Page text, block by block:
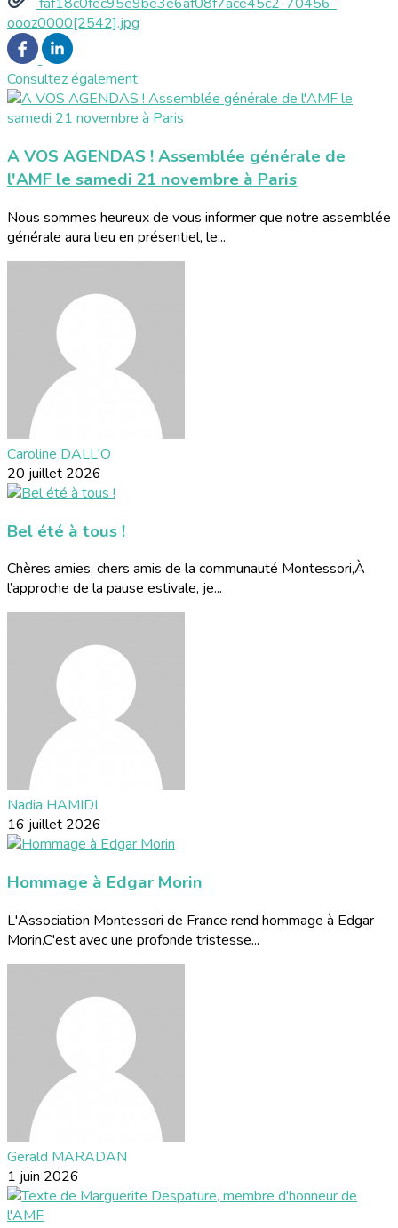
faf18c0fec95e9be3e6af08f7ace45c2-70456-
oooz0000[2542].jpg
Consultez également
A VOS AGENDAS ! Assemblée générale de
l'AMF le samedi 21 novembre à Paris
Nous sommes heureux de vous informer que notre assemblée
générale aura lieu en présentiel, le...
Caroline DALL'O
20 juillet 2026
Bel été à tous !
Chères amies, chers amis de la communauté Montessori,À
l’approche de la pause estivale, je...
Nadia HAMIDI
16 juillet 2026
Hommage à Edgar Morin
L'Association Montessori de France rend hommage à Edgar
Morin.C'est avec une profonde tristesse...
Gerald MARADAN
1 juin 2026